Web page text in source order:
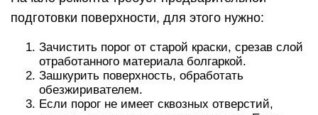
подготовки поверхности, для этого нужно:
Зачистить порог от старой краски, срезав слой
отработанного материала болгаркой.
Зашкурить поверхность, обработать
обезжиривателем.
Если порог не имеет сквозных отверстий,